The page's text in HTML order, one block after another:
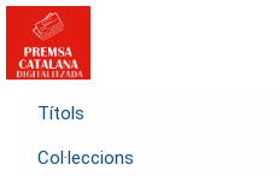
Títols
Col·leccions